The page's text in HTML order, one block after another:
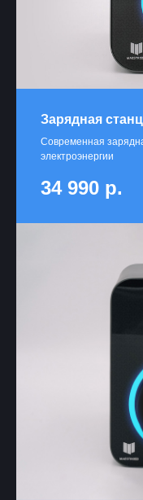
Зарядная
Современная
электроэнергии
34 990 р.